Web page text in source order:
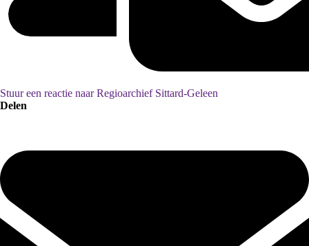
Stuur een reactie naar Regioarchief Sittard-Geleen
Delen